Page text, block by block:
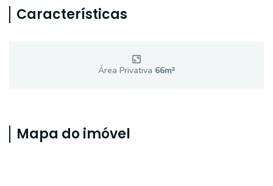
Características
Área Privativa 66m²
Mapa do imóvel